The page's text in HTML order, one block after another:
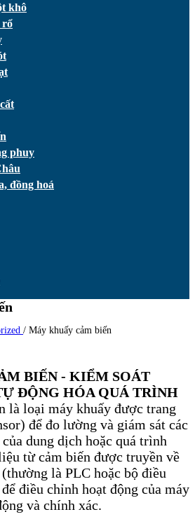
khô
rổ
phuy
đồng hoá
/ Máy khuấy cảm biến
BIẾN - KIỂM SOÁT
ĐỘNG HÓA QUÁ TRÌNH
là loại máy khuấy được trang
để đo lường và giám sát các
dung dịch hoặc quá trình
từ cảm biến được truyền về
là PLC hoặc bộ điều
điều chỉnh hoạt động của máy
và chính xác.